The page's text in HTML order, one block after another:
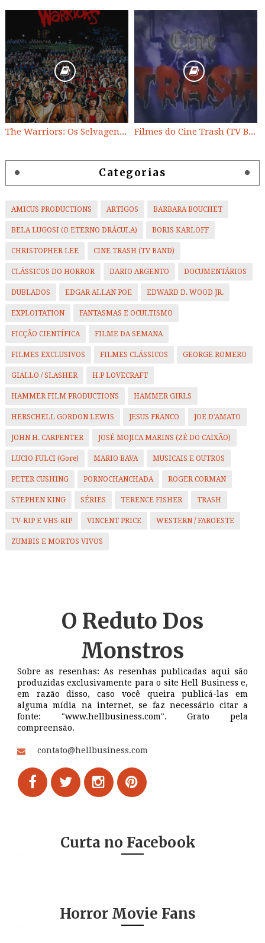
The Warriors: Os Selvagens da Noite Filmes do Cine Trash (TV BAND)
Categorias
AMICUS PRODUCTIONS ARTIGOS BARBARA BOUCHET
BELA LUGOSI (O ETERNO DRÁCULA) BORIS KARLOFF
CHRISTOPHER LEE CINE TRASH (TV BAND)
CLÁSSICOS DO HORROR DARIO ARGENTO DOCUMENTÁRIOS
DUBLADOS EDGAR ALLAN POE EDWARD D. WOOD JR.
EXPLOITATION FANTASMAS E OCULTISMO
FICÇÃO CIENTÍFICA FILME DA SEMANA
FILMES EXCLUSIVOS FILMES CLÁSSICOS GEORGE ROMERO
GIALLO / SLASHER H.P LOVECRAFT
HAMMER FILM PRODUCTIONS HAMMER GIRLS
HERSCHELL GORDON LEWIS JESUS FRANCO JOE D'AMATO
JOHN H. CARPENTER JOSÉ MOJICA MARINS (ZÉ DO CAIXÃO)
LUCIO FULCI (Gore) MARIO BAVA MUSICAIS E OUTROS
PETER CUSHING PORNOCHANCHADA ROGER CORMAN
STEPHEN KING SÉRIES TERENCE FISHER TRASH
TV-RIP E VHS-RIP VINCENT PRICE WESTERN / FAROESTE
ZUMBIS E MORTOS VIVOS
O Reduto Dos
Monstros
Sobre as resenhas: As resenhas publicadas aqui são
produzidas exclusivamente para o site Hell Business e,
em razão disso, caso você queira publicá-las em
alguma mídia na internet, se faz necessário citar a
fonte: "www.hellbusiness.com". Grato pela
compreensão.
contato@hellbusiness.com
Curta no Facebook
Horror Movie Fans